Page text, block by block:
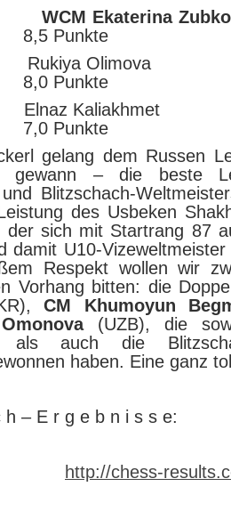
WCM Ekaterina
Punkte
Punkte
Elnaz
Punkte
gelang dem Russen
gewann – die beste
Blitzschach-
des Usbeken
der sich mit Startrang 87
damit U10-
Respekt wollen wir
Vorhang bitten: die
CM Khumoyun
(UZB), die
als auch die
haben. Eine ganz
– E r g e b n i s s e:
http://chess-